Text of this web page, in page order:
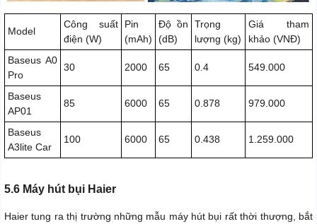
Model
Công suất
điện (W)
Pin
(mAh)
Độ ồn
(dB)
Trọng
lượng (kg)
Giá tham
khảo (VNĐ)
Baseus A0
Pro
30 2000 65 0.4 549.000
Baseus
AP01
85 6000 65 0.878 979.000
Baseus
A3lite Car
100 6000 65 0.438 1.259.000
5.6 Máy hút bụi Haier
Haier tung ra thị trường những mẫu máy hút bụi rất thời thượng, bắt